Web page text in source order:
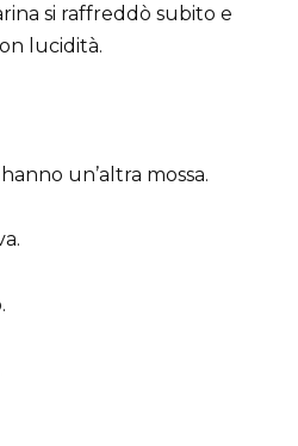
si raffreddò subito e
lucidità.
un’altra mossa.